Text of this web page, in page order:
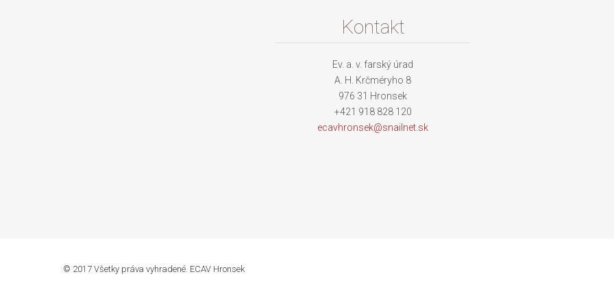
Kontakt
Ev. a. v. farský úrad
A. H. Krčméryho 8
976 31 Hronsek
+421 918 828 120
ecavhronsek@snai lnet.sk
© 2017 Všetky práva vyhradené. ECAV Hronsek